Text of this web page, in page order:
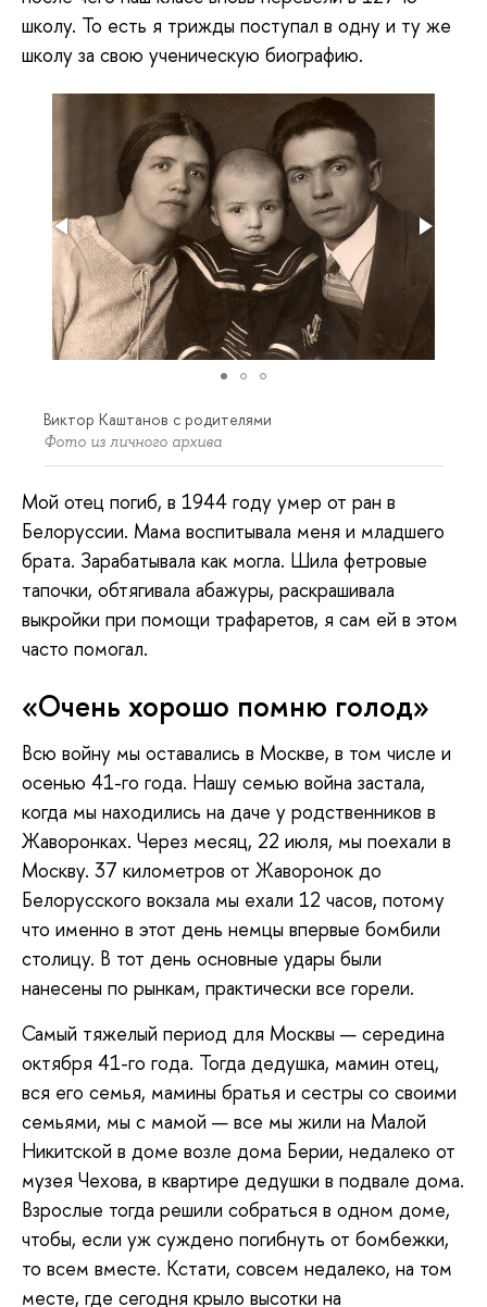
школу. То есть я трижды поступал в одну и ту же
школу за свою ученическую биографию.
Виктор Каштанов с родителями
Фото из личного архива
Мой отец погиб, в 1944 году умер от ран в
Белоруссии. Мама воспитывала меня и младшего
брата. Зарабатывала как могла. Шила фетровые
тапочки, обтягивала абажуры, раскрашивала
выкройки при помощи трафаретов, я сам ей в этом
часто помогал.
«Очень хорошо помню голод»
Всю войну мы оставались в Москве, в том числе и
осенью 41-го года. Нашу семью война застала,
когда мы находились на даче у родственников в
Жаворонках. Через месяц, 22 июля, мы поехали в
Москву. 37 километров от Жаворонок до
Белорусского вокзала мы ехали 12 часов, потому
что именно в этот день немцы впервые бомбили
столицу. В тот день основные удары были
нанесены по рынкам, практически все горели.
Самый тяжелый период для Москвы — середина
октября 41-го года. Тогда дедушка, мамин отец,
вся его семья, мамины братья и сестры со своими
семьями, мы с мамой — все мы жили на Малой
Никитской в доме возле дома Берии, недалеко от
музея Чехова, в квартире дедушки в подвале дома.
Взрослые тогда решили собраться в одном доме,
чтобы, если уж суждено погибнуть от бомбежки,
то всем вместе. Кстати, совсем недалеко, на том
месте, где сегодня крыло высотки на